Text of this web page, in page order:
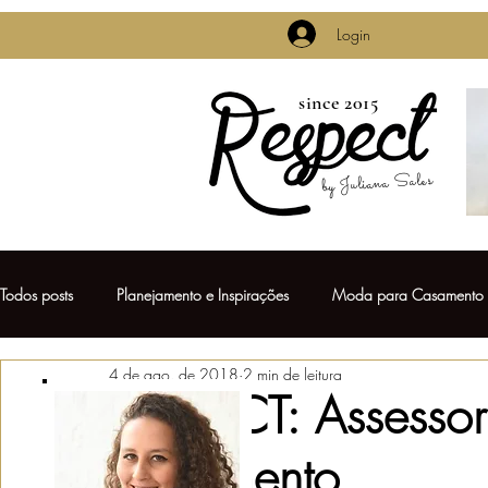
Login
Todos posts Planejamento e Inspirações Moda para Casamento
Casamentos de Famosos Pré Casamento
Vestido de Noiva Daminhas & Pajens
RESPECT:
4 de ago. de 2018 2 min de leitura
since 2015
by Juliana Sales